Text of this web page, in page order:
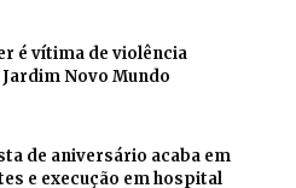
é vítima de violência
Novo Mundo
de aniversário acaba em
e execução em hospital